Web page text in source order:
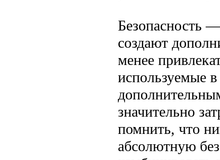
Безопасность
создают
менее
используемые
значительно
помнить, что
абсолютную